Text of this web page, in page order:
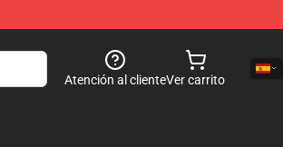
Atención al clienteVer carrito